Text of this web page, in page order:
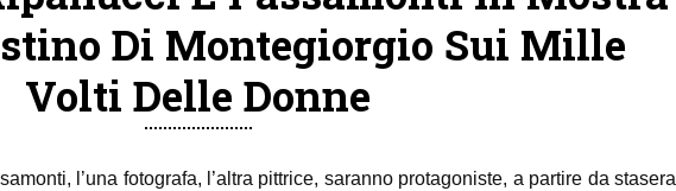
Di Montegiorgio Sui Mille
Volti Delle Donne
l’una fotografa, l’altra pittrice, saranno protagoniste, a partire da stasera